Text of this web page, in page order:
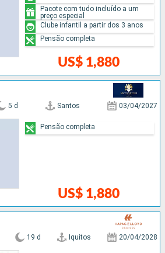
US$ 1,880
Pacote com tudo incluído a um
preço especial
Clube infantil a partir dos 3 anos
Pensão completa
5 d Santos 03/04/2027
US$ 1,880
Pensão completa
19 d Iquitos 20/04/2028